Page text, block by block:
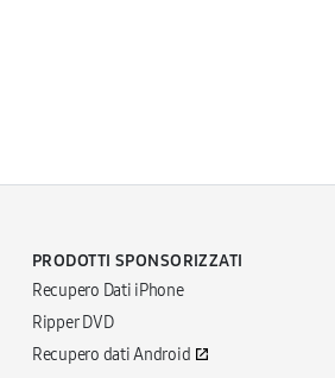
PRODOTTI SPONSORIZZATI
Recupero Dati iPhone
Ripper DVD
Recupero dati Android